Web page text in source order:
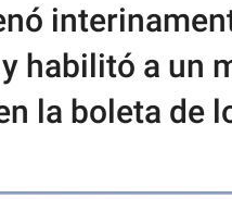
habilitó a un
la boleta de